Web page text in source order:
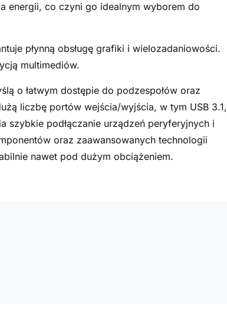
energii, co czyni go idealnym wyborem do
płynną obsługę grafiki i wielozadaniowości.
multimediów.
o łatwym dostępie do podzespołów oraz
liczbę portów wejścia/wyjścia, w tym USB 3.1,
szybkie podłączanie urządzeń peryferyjnych i
oraz zaawansowanych technologii
nawet pod dużym obciążeniem.